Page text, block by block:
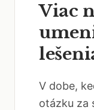
Viac
V dobe,
otázku za